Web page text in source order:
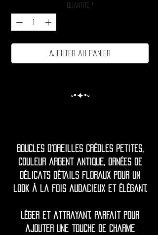
Quantité *
Ajouter au panier
◦•✦•◦
Boucles d'oreilles créoles petites,
couleur argent antique, ornées de
délicats détails floraux pour un
look à la fois audacieux et élégant.
Léger et attrayant, parfait pour
ajouter une touche de charme